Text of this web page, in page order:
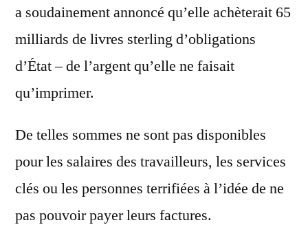
a soudainement annoncé qu’elle achèterait 65
milliards de livres sterling d’obligations
d’État – de l’argent qu’elle ne faisait
qu’imprimer.
De telles sommes ne sont pas disponibles
pour les salaires des travailleurs, les services
clés ou les personnes terrifiées à l’idée de ne
pas pouvoir payer leurs factures.